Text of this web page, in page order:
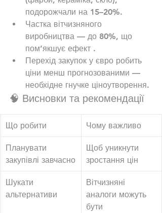
подорожчали на 15–20%.
Частка вітчизняного
виробництва — до 80%, що
пом’якшує ефект .
Перехід закупок у євро робить
ціни менш прогнозованими —
необхідне гнучке ціноутворення.
🧠 Висновки та рекомендації
Що робити Чому важливо
Планувати
закупівлі завчасно
Щоб уникнути
зростання цін
Шукати
альтернативи
Вітчизняні
аналоги можуть
бути